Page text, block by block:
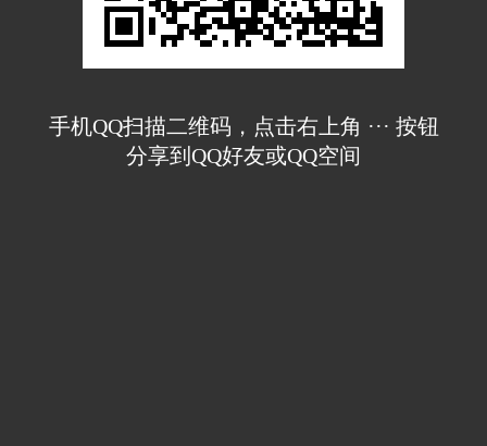
手机QQ扫描二维码，点击右上角 ··· 按钮
分享到QQ好友或QQ空间